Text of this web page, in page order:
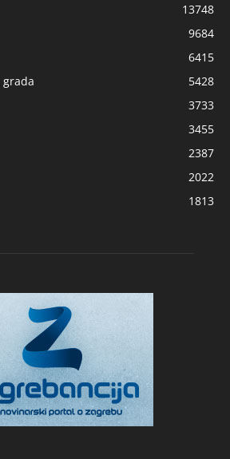
13748
9684
6415
grada
5428
3733
3455
2387
2022
1813